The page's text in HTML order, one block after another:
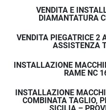
Una manutenzione
l’affidabilità produttiva.
l’assistenza
• Esperienza su
automatizzati
VENDITA E
DIAMANTATURA
VENDITA PIEGATRICE 2
ASSISTENZA
INSTALLAZIONE
RAME NC
INSTALLAZIONE
COMBINATA TAGLIO,